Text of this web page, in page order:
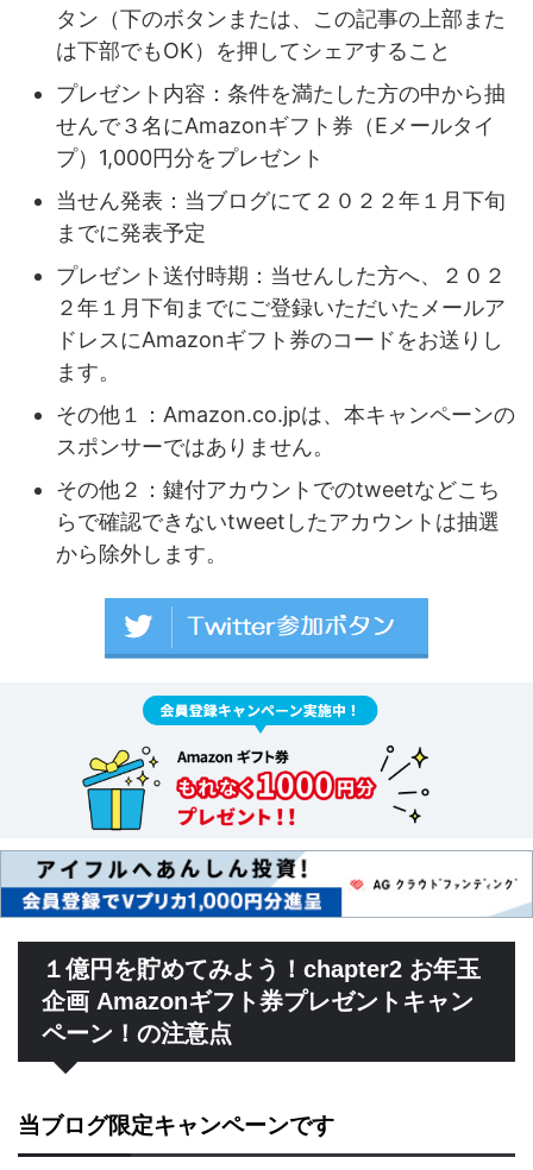
タン（下のボタンまたは、この記事の上部また
は下部でもOK）を押してシェアすること
プレゼント内容：条件を満たした方の中から抽
せんで３名にAmazonギフト券（Eメールタイ
プ）1,000円分をプレゼント
当せん発表：当ブログにて２０２２年１月下旬
までに発表予定
プレゼント送付時期：当せんした方へ、２０２
２年１月下旬までにご登録いただいたメールア
ドレスにAmazonギフト券のコードをお送りし
ます。
その他１：Amazon.co.jpは、本キャンペーンの
スポンサーではありません。
その他２：鍵付アカウントでのtweetなどこち
らで確認できないtweetしたアカウントは抽選
から除外します。
１億円を貯めてみよう！chapter2 お年玉
企画 Amazonギフト券プレゼントキャン
ペーン！の注意点
当ブログ限定キャンペーンです